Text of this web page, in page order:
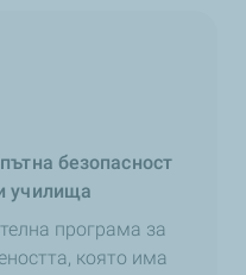
безопасност
училища
програма за
която има